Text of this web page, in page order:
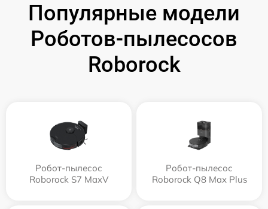
Популярные модели
Роботов-пылесосов
Roborock
Робот-пылесос
Roborock S7 MaxV
Робот-пылесос
Roborock Q8 Max Plus